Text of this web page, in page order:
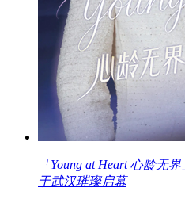
「Young at Heart 心龄无
于武汉璀璨启幕